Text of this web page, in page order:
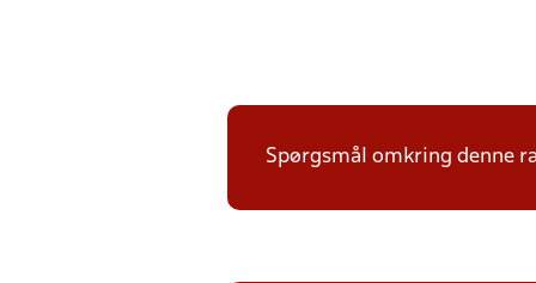
Spørgsmål omkring denne